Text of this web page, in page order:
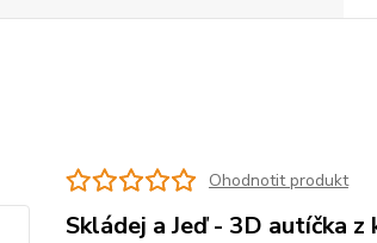
Ohodnotit produkt
Skládej a Jeď - 3D autíčka z